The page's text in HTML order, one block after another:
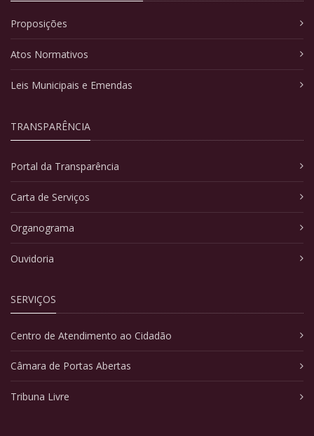
Proposições
Atos Normativos
Leis Municipais e Emendas
TRANSPARÊNCIA
Portal da Transparência
Carta de Serviços
Organograma
Ouvidoria
SERVIÇOS
Centro de Atendimento ao Cidadão
Câmara de Portas Abertas
Tribuna Livre